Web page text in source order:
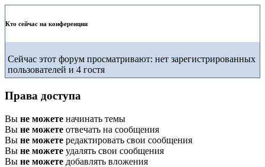
Кто сейчас на конференции
Сейчас этот форум просматривают: нет зарегистрированных
пользователей и 4 гостя
Права доступа
Вы не можете начинать темы
Вы не можете отвечать на сообщения
Вы не можете редактировать свои сообщения
Вы не можете удалять свои сообщения
Вы не можете добавлять вложения